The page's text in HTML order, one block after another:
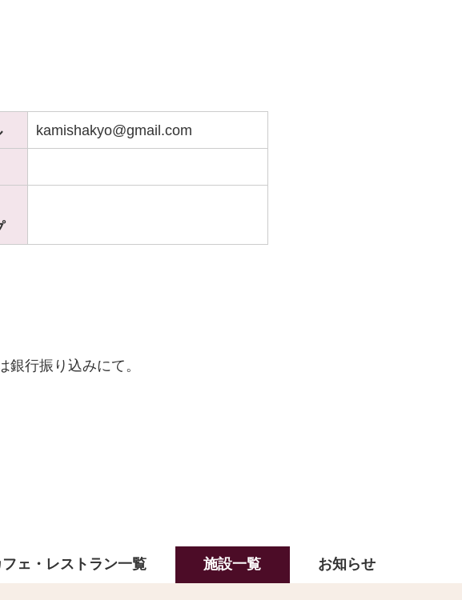
kamishakyo@gmail.com
行振り込みにて。
フェ・レストラン一覧 施設一覧 お知らせ